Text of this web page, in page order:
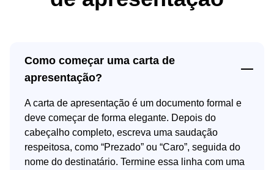
Como começar uma carta de
apresentação?
A carta de apresentação é um documento formal e
deve começar de forma elegante. Depois do
cabeçalho completo, escreva uma saudação
respeitosa, como “Prezado” ou “Caro”, seguida do
nome do destinatário. Termine essa linha com uma